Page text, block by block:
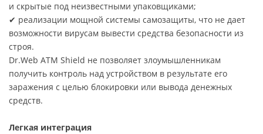
и скрытые под неизвестными упаковщиками;
✔ реализации мощной системы самозащиты, что не дает
возможности вирусам вывести средства безопасности из
строя.
Dr.Web ATM Shield не позволяет злоумышленникам
получить контроль над устройством в результате его
заражения с целью блокировки или вывода денежных
средств.
Легкая интеграция